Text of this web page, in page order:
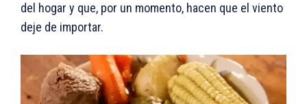
del hogar y que, por un momento, hacen que el viento
deje de importar.